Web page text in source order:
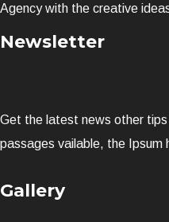
Agency with the creative
Newsletter
Get the latest news other
passages vailable, the Ipsum
Gallery